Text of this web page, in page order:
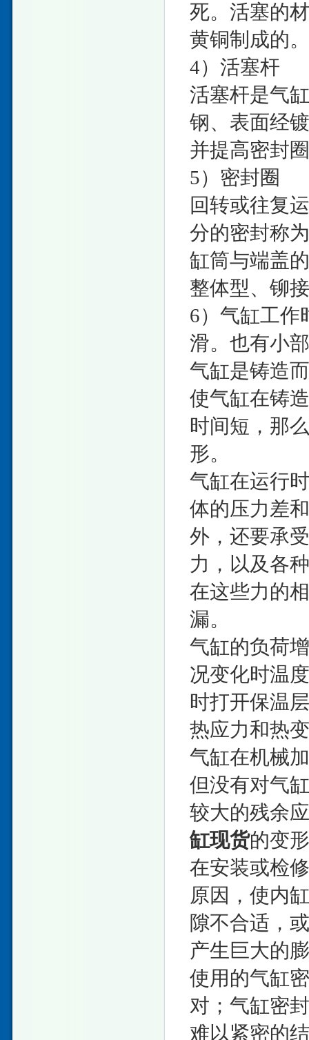
死。活塞的
黄铜制成的
4）活塞杆
活塞杆是气
钢、表面经
并提高密封
5）密封圈
回转或往复
分的密封称
缸筒与端盖
整体型、铆
6）气缸工作
滑。也有小
气缸是铸造
使气缸在铸
时间短，那
形。
气缸在运行
体的压力差
外，还要承
力，以及各
在这些力的
漏。
气缸的负荷
况变化时温
时打开保温
热应力和热
气缸在机械
但没有对气
较大的残余
缸现货的变
在安装或检
原因，使内
隙不合适，
产生巨大的
使用的气缸
对；气缸密
难以紧密的